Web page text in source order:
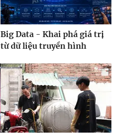
Big Data - Khai phá giá trị
từ dữ liệu truyền hình